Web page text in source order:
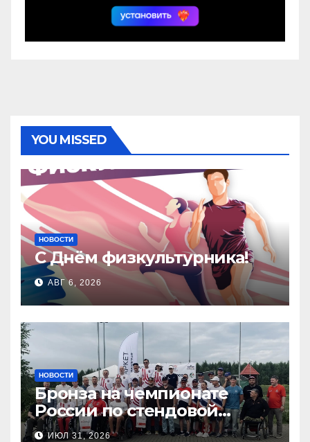
YOU MISSED
НОВОСТИ
С Днём физкультурника!
АВГ 6, 2026
НОВОСТИ
Бронза на чемпионате
России по стендовой
стрельбе
ИЮЛ 31, 2026